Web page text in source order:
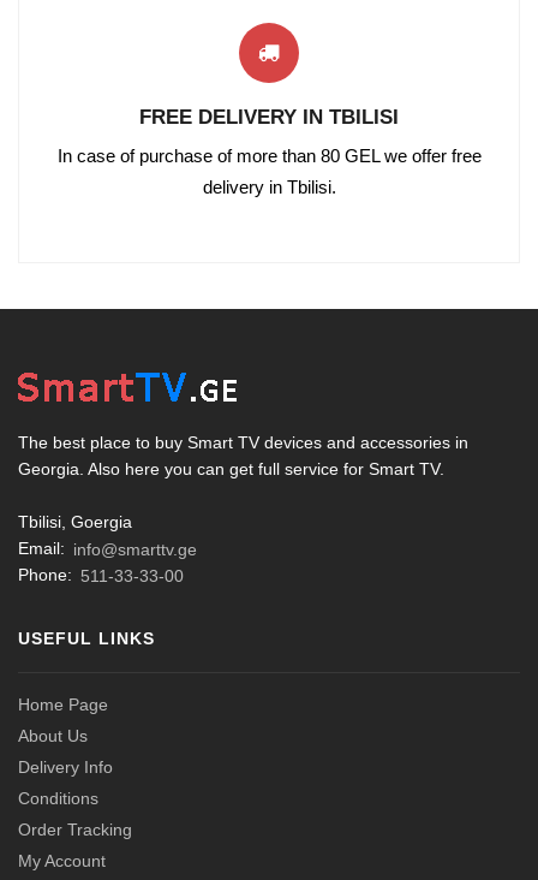
FREE DELIVERY IN TBILISI
In case of purchase of more than 80 GEL we offer free
delivery in Tbilisi.
The best place to buy Smart TV devices and accessories in
Georgia. Also here you can get full service for Smart TV.
Tbilisi, Goergia
Email: info@smarttv.ge
Phone: 511-33-33-00
USEFUL LINKS
Home Page
About Us
Delivery Info
Conditions
Order Tracking
My Account